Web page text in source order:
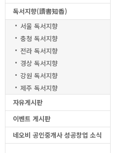
독서지향(讀書知香)
서울 독서지향
충청 독서지향
전라 독서지향
경상 독서지향
강원 독서지향
제주 독서지향
자유게시판
이벤트 게시판
네오비 공인중개사 성공창업 소식